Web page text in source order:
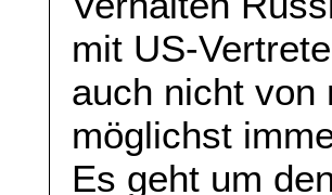
mit US-
auch nicht von
möglichst
Es geht um